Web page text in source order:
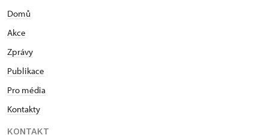
Domů
Akce
Zprávy
Publikace
Pro média
Kontakty
KONTAKT